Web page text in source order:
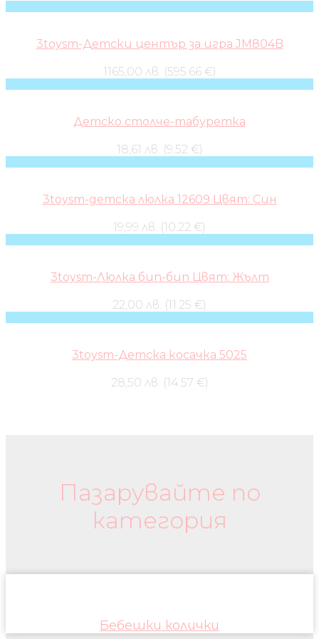
3toysm-Детски център за игра JM804B
1165,00 лв. (595.66 €)
Детско столче-табуретка
18,61 лв. (9.52 €)
3toysm-детска люлка 12609 Цвят: Син
19,99 лв. (10.22 €)
3toysm-Люлка бип-бип Цвят: Жълт
22,00 лв. (11.25 €)
3toysm-Детска косачка 5025
28,50 лв. (14.57 €)
Пазарувайте по
категория
Бебешки колички